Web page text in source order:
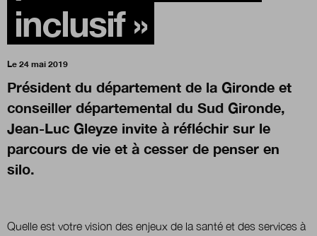
Qui sommes-nous ?
Nous contacter
Newsletter
inclusif »
Le 24 mai 2019
Président du département de la Gironde et
conseiller départemental du Sud Gironde,
Jean-Luc Gleyze invite à réfléchir sur le
parcours de vie et à cesser de penser en
silo.
Quelle est votre vision des enjeux de la santé et des services à